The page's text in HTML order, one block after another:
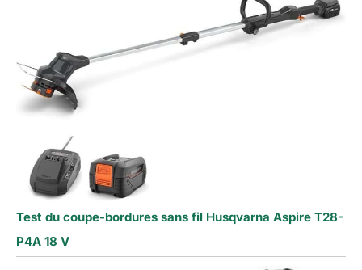
Test du coupe-bordures sans fil Husqvarna Aspire T28-
P4A 18 V